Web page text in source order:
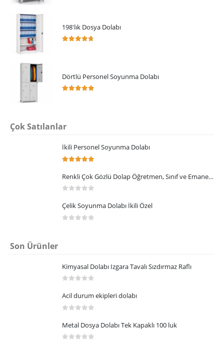
198'lık Dosya Dolabı
Dörtlü Personel Soyunma Dolabı
Çok Satılanlar
İkili Personel Soyunma Dolabı
Renkli Çok Gözlü Dolap Öğretmen, Sınıf ve Emanet Dolabı,
Çelik Soyunma Dolabı İkili Özel
Son Ürünler
Kimyasal Dolabı Izgara Tavalı Sızdırmaz Raflı
Acil durum ekipleri dolabı
Metal Dosya Dolabı Tek Kapaklı 100 luk